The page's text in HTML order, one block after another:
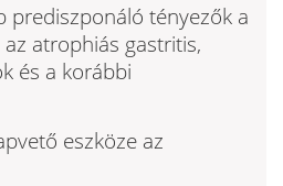
prediszponáló tényezők a
atrophiás gastritis,
és a korábbi
eszköze az